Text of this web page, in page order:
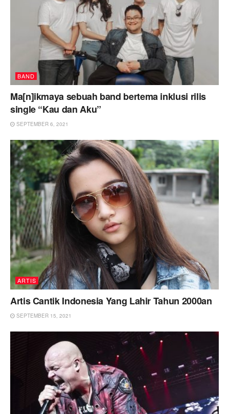
BAND
Ma[n]ikmaya sebuah band bertema inklusi rilis
single “Kau dan Aku”
SEPTEMBER 6, 2021
ARTIS
Artis Cantik Indonesia Yang Lahir Tahun 2000an
SEPTEMBER 15, 2021